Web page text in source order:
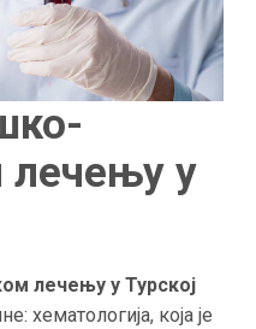
у
лечењу у Турској
хематологија, која је